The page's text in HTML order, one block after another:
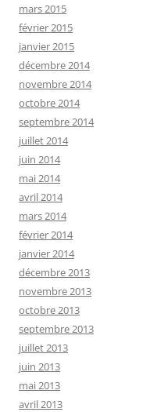
mars 2015
février 2015
janvier 2015
décembre 2014
novembre 2014
octobre 2014
septembre 2014
juillet 2014
juin 2014
mai 2014
avril 2014
mars 2014
février 2014
janvier 2014
décembre 2013
novembre 2013
octobre 2013
septembre 2013
juillet 2013
juin 2013
mai 2013
avril 2013